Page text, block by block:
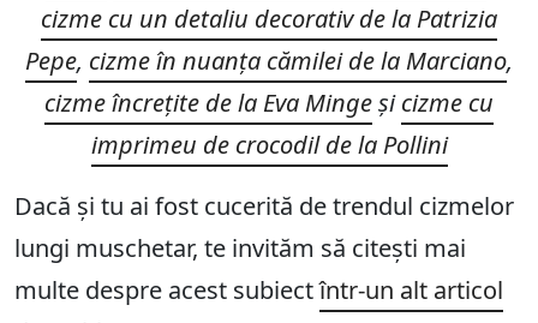
cizme cu un detaliu decorativ de la Patrizia
Pepe, cizme în nuanța cămilei de la Marciano,
cizme încrețite de la Eva Mingeșicizme cu
imprimeu de crocodil de la Pollini
Dacă și tu ai fost cucerită de trendul cizmelor
lungi muschetar, te invităm să citești mai
multe despre acest subiectîntr-un alt articol